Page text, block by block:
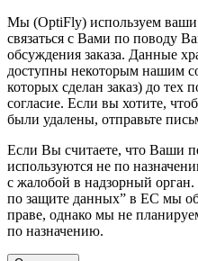
Мы (OptiFly) используем ваши
связаться с Вами по поводу
обсуждения заказа. Данные
доступны некоторым нашим
которых сделан заказ) до тех
согласие. Если вы хотите,
были удалены, отправьте
Если Вы считаете, что Ваши
используются не по
с жалобой в надзорный
по защите данных” в ЕС мы
праве, однако мы не
по назначению.